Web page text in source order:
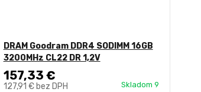
DRAM Goodram DDR4 SODIMM 16GB
3200MHz CL22 DR 1,2V
157,33 €
127,91 € bez DPH Skladom 9